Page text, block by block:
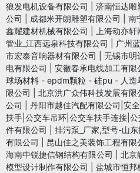
狼发电机设备有限公司
济南恒达雕
公司
成都米开朗雕塑有限公司 南
鑫耀建材机械有限公司
上海动亦
管业_江西远泉科技有限公司
广州
市宏泰音响器材有限公司
无锡市明
电有限公司
安徽春承电线加工有限
球场材料 - epdm颗粒 - 硅pu - 人造
限公司
北京洪广众伟科技发展有限
公司
丹阳市越佳汽配有限公司|安
扶手|公交车吊环|公交车扶手连接|
件有限公司
排污泵_厂家,型号-山
有限公司
昆山佳之美装饰工程有限
海南中锐捷信钢结构有限公司
北京
模型设计制作有限公司
盐城市恒邦